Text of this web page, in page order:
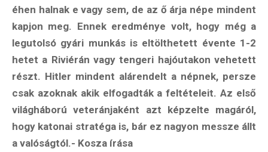
éhen halnak e vagy sem, de az ő árja népe mindent
kapjon meg. Ennek eredménye volt, hogy még a
legutolsó gyári munkás is eltölthetett évente 1-2
hetet a Riviérán vagy tengeri hajóutakon vehetett
részt. Hitler mindent alárendelt a népnek, persze
csak azoknak akik elfogadták a feltételeit. Az első
világháború veteránjaként azt képzelte magáról,
hogy katonai stratéga is, bár ez nagyon messze állt
a valóságtól.- Kosza írása